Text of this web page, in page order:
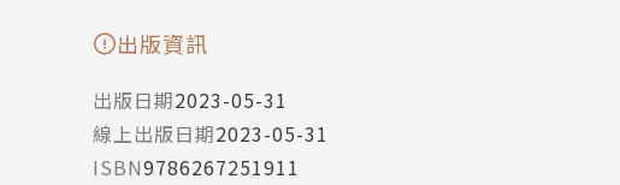
出版資訊
出版日期2023-05-31
線上出版日期2023-05-31
ISBN9786267251911